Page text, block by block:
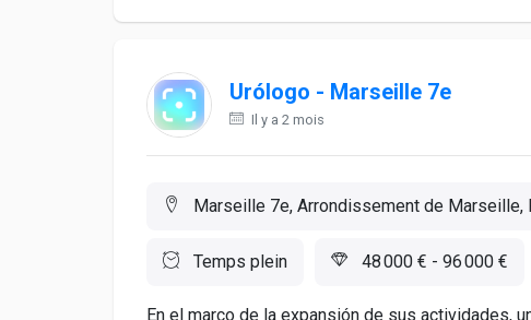
Urólogo - Marseille 7e
Il y a 2 mois
Marseille 7e, Arrondissement de Marseille,
Temps plein 48 000 € - 96 000 €
En el marco de la expansión de sus actividades,